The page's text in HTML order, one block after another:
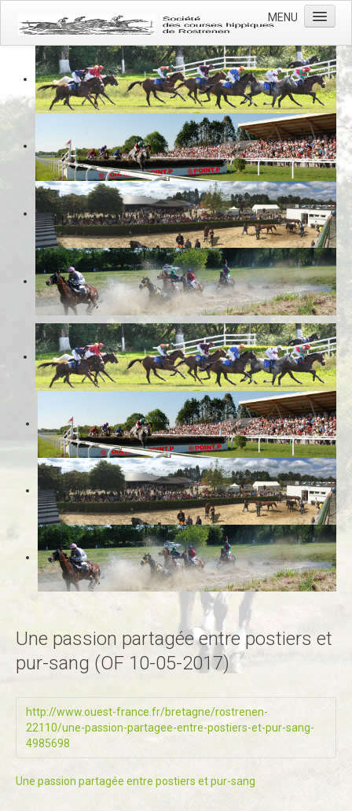
MENU
Accueil
Actualités
L'association
L'hippodrome
Les courses
Photos
Contacts
Prévention
Une passion partagée entre postiers et
pur-sang (OF 10-05-2017)
http://www.ouest-france.fr/bretagne/rostrenen-
22110/une-passion-partagee-entre-postiers-et-pur-sang-
4985698
Une passion partagée entre postiers et pur-sang